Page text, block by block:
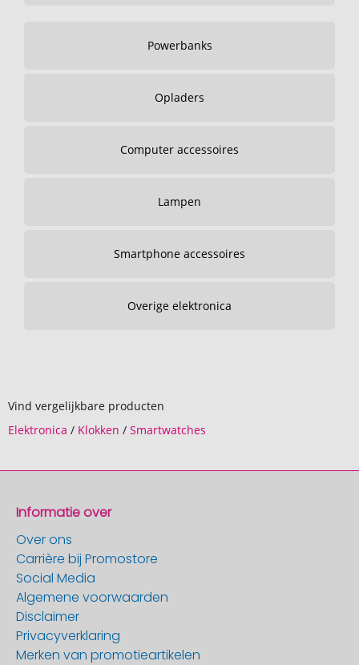
Powerbanks
Opladers
Computer accessoires
Lampen
Smartphone accessoires
Overige elektronica
Vind vergelijkbare producten
Elektronica / Klokken / Smartwatches
Informatie over
Over ons
Carrière bij Promostore
Social Media
Algemene voorwaarden
Disclaimer
Privacyverklaring
Merken van promotieartikelen